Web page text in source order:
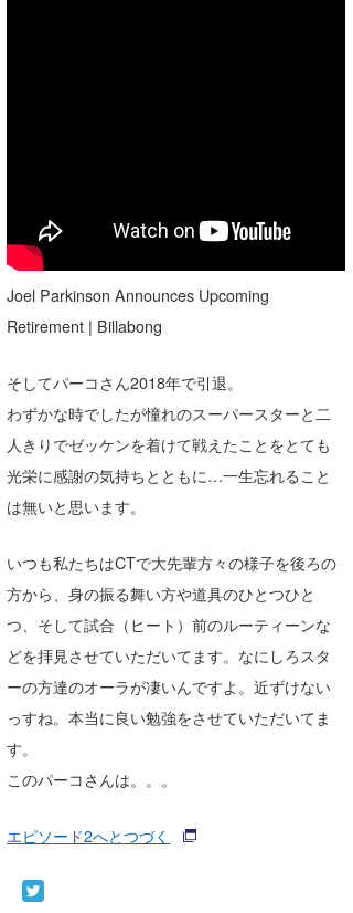
Joel Parkinson Announces Upcoming
Retirement | Billabong
そしてパーコさん2018年で引退。
わずかな時でしたが憧れのスーパースターと二
人きりでゼッケンを着けて戦えたことをとても
光栄に感謝の気持ちとともに…一生忘れること
は無いと思います。
いつも私たちはCTで大先輩方々の様子を後ろの
方から、身の振る舞い方や道具のひとつひと
つ、そして試合（ヒート）前のルーティーンな
どを拝見させていただいてます。なにしろスタ
ーの方達のオーラが凄いんですよ。近ずけない
っすね。本当に良い勉強をさせていただいてま
す。
このパーコさんは。。。
エピソード2へとつづく